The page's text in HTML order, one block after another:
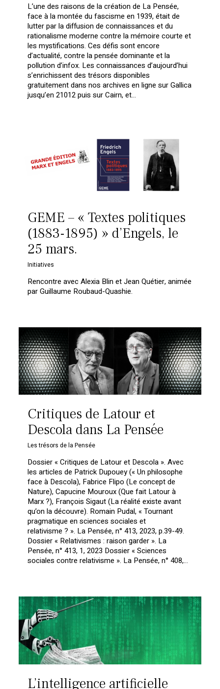
L’une des raisons de la création de La Pensée,
face à la montée du fascisme en 1939, était de
lutter par la diffusion de connaissances et du
rationalisme moderne contre la mémoire courte et
les mystifications. Ces défis sont encore
d’actualité, contre la pensée dominante et la
pollution d’infox. Les connaissances d’aujourd’hui
s’enrichissent des trésors disponibles
gratuitement dans nos archives en ligne sur Gallica
jusqu’en 21012 puis sur Cairn, et…
GEME – « Textes politiques
(1883-1895) » d’Engels, le
25 mars.
Initiatives
Rencontre avec Alexia Blin et Jean Quétier, animée
par Guillaume Roubaud-Quashie.
Critiques de Latour et
Descola dans La Pensée
Les trésors de la Pensée
Dossier « Critiques de Latour et Descola ». Avec
les articles de Patrick Dupouey (« Un philosophe
face à Descola), Fabrice Flipo (Le concept de
Nature), Capucine Mouroux (Que fait Latour à
Marx ?), François Sigaut (La réalité existe avant
qu’on la découvre). Romain Pudal, « Tournant
pragmatique en sciences sociales et
relativisme ? ». La Pensée, n° 413, 2023, p.39-49.
Dossier « Relativismes : raison garder ». La
Pensée, n° 413, 1, 2023 Dossier « Sciences
sociales contre relativisme ». La Pensée, n° 408,…
L’intelligence artificielle